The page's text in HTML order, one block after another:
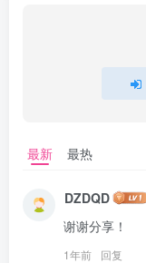
最新 最热
DZDQD
谢谢分享！
1年前 回复